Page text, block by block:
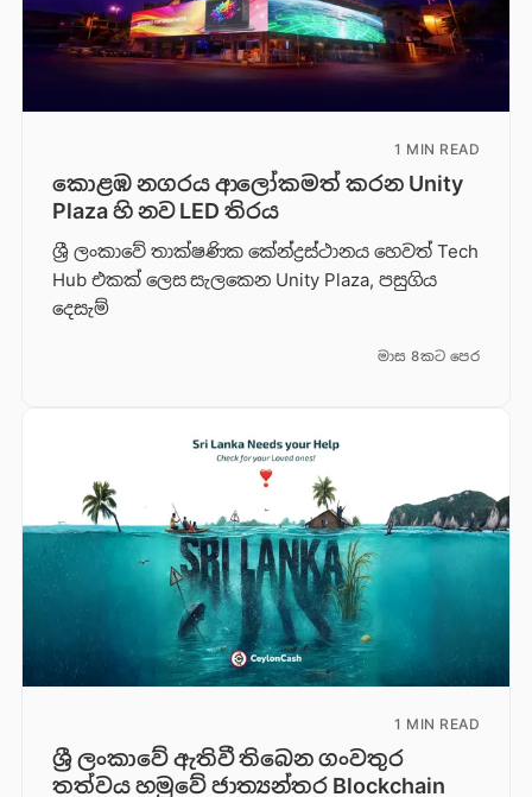
1 MIN READ
කොළඹ නගරය ආලෝකමත් කරන Unity
Plaza හි නව LED තිරය
ශ්‍රී ලංකාවේ තාක්ෂණික කේන්ද්‍රස්ථානය හෙවත් Tech
Hub එකක් ලෙස සැලකෙන Unity Plaza, පසුගිය
දෙසැම්
මාස 8කට පෙර
1 MIN READ
ශ්‍රී ලංකාවේ ඇතිවී තිබෙන ගංවතුර
තත්වය හමුවේ ජාත්‍යන්තර Blockchain